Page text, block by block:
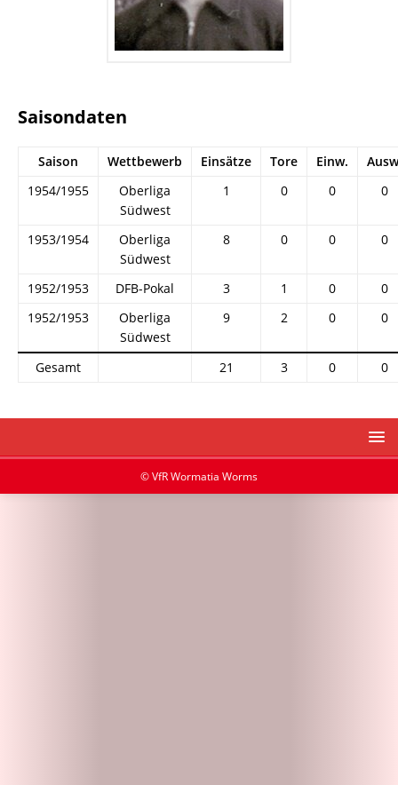
Saisondaten
Saison Wettbewerb Einsätze Tore Einw.
1954/1955
Oberliga
Südwest
1 0 0 0
1953/1954
Oberliga
Südwest
8 0 0 0
1952/1953 DFB-Pokal 3 1 0
0
1952/1953
Oberliga
Südwest
9 2 0 0
Gesamt 21 3 0 0
© VfR Wormatia Worms